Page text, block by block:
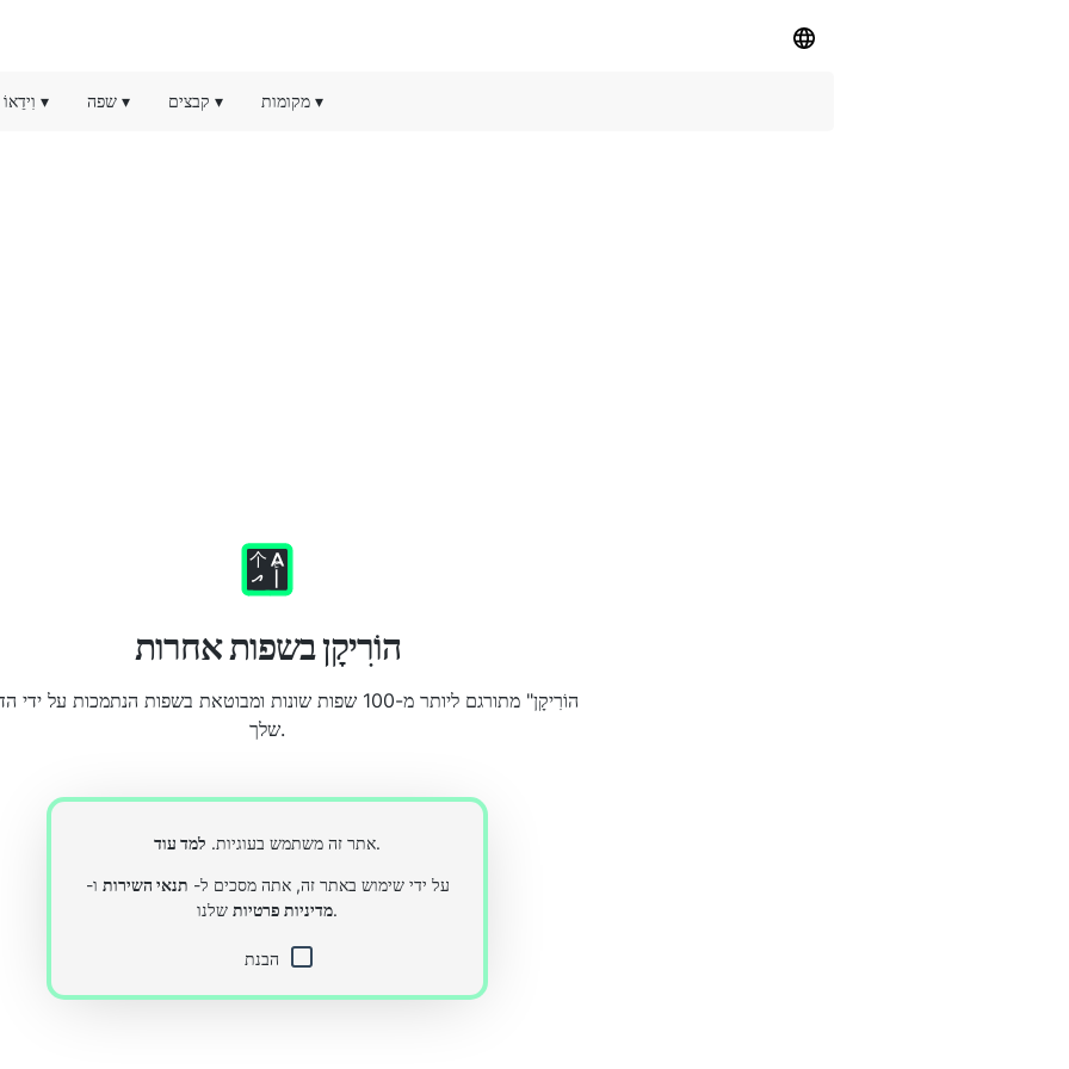
וִידֵאוֹ ▾ שפה ▾ קבצים ▾ מקומות ▾
הוֹרִיקָן בשפות אחרות
שלך.
אתר זה משתמש בעוגיות. למד עוד .
על ידי שימוש באתר זה, אתה מסכים ל- תנאי השירות ו-
מדיניות פרטיותשלנו.
הבנת